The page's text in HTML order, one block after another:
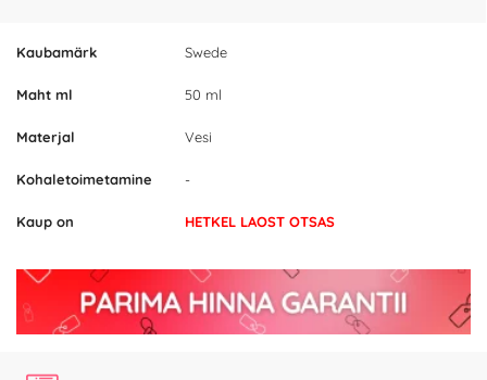
Kaubamärk Swede
Maht ml 50 ml
Materjal Vesi
Kohaletoimetamine -
Kaup on HETKEL LAOST OTSAS